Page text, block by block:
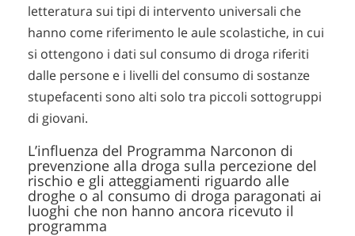
letteratura sui tipi di intervento universali che
hanno come riferimento le aule scolastiche, in cui
si ottengono i dati sul consumo di droga riferiti
dalle persone e i livelli del consumo di sostanze
stupefacenti sono alti solo tra piccoli sottogruppi
di giovani.
L’influenza del Programma Narconon di
prevenzione alla droga sulla percezione del
rischio e gli atteggiamenti riguardo alle
droghe o al consumo di droga paragonati ai
luoghi che non hanno ancora ricevuto il
programma